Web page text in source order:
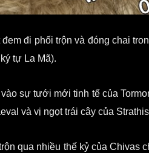
đi phối trộn và đóng chai
tự La Mã).
sự tưới mới tinh tế của
và vị ngọt trái cây của
qua nhiều thế kỷ của Chivas